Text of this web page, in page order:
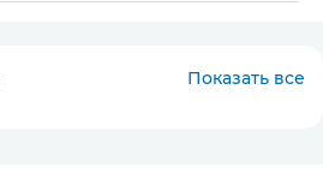
Показать все